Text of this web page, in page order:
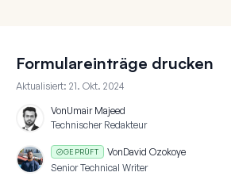
Formulareinträge drucken
Aktualisiert: 21. Okt. 2024
VonUmair Majeed
Technischer Redakteur
GEPRÜFT VonDavid Ozokoye
Senior Technical Writer